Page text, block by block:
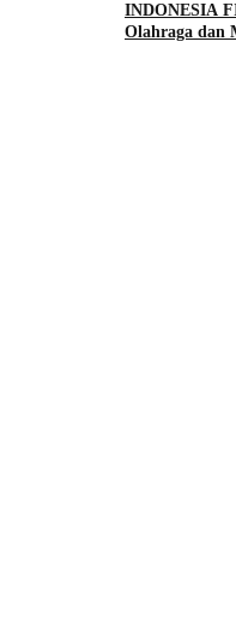
INDONESIA
Olahraga dan